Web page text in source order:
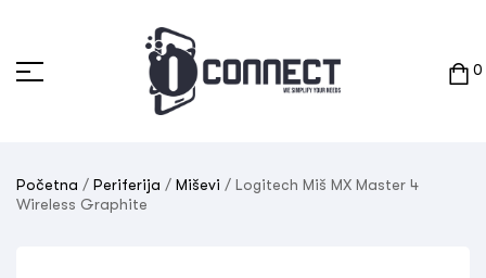
0
Početna / Periferija / Miševi / Logitech Miš MX Master 4
Wireless Graphite